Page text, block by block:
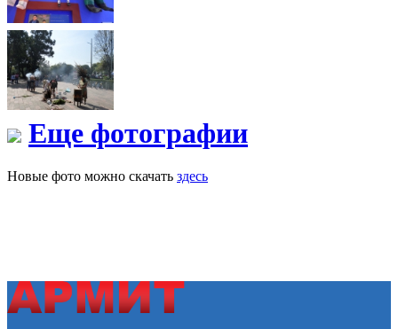
Еще фотографии
Новые фото можно скачать здесь